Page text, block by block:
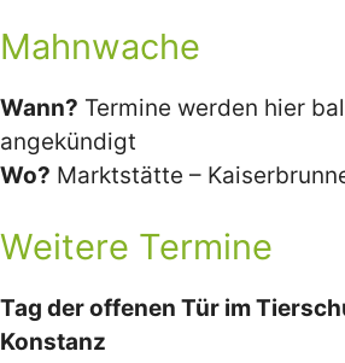
Mahnwache
Wann? Termine werden hier
angekündigt
Wo? Marktstätte –
Weitere Termine
Tag der offenen Tür im
Konstanz